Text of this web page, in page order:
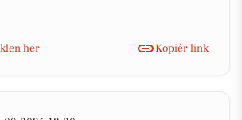
her
Kopiér link